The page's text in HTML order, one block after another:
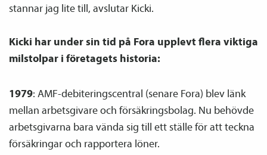
stannar jag lite till, avslutar Kicki.
Kicki har under sin tid på Fora upplevt flera viktiga
milstolpar i företagets historia:
1979: AMF-debiteringscentral (senare Fora) blev länk
mellan arbetsgivare och försäkringsbolag. Nu behövde
arbetsgivarna bara vända sig till ett ställe för att teckna
försäkringar och rapportera löner.